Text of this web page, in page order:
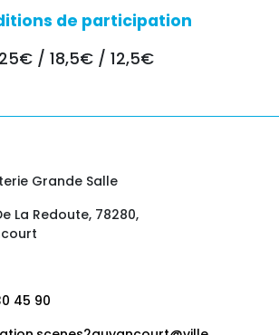
de participation
25€ / 18,5€ / 12,5€
Grande Salle
La Redoute, 78280,
45 90